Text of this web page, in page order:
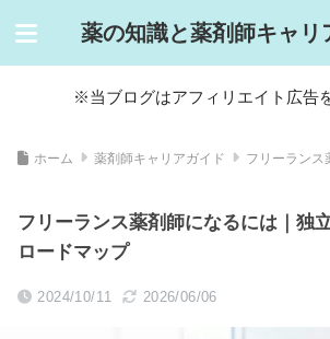
薬の知識と薬剤師キャリ
※当ブログはアフィリエイト広告
ホーム 薬剤師キャリアガイド フリーランス
フリーランス薬剤師になるには｜独
ロードマップ
2024/10/11 2026/06/06